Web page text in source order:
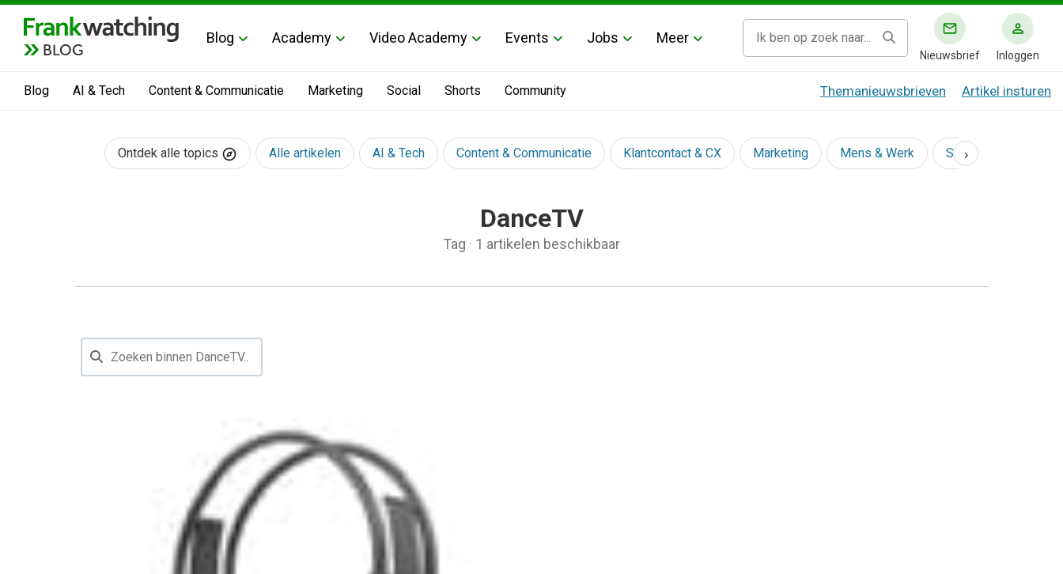
BLOG
Blog Academy Video Academy Events Jobs Meer
Nieuwsbrief Inloggen
Blog AI & Tech Content & Communicatie Marketing Social Shorts Community Themanieuwsbrieven Artikel insturen
Ontdek alle topics Alle artikelen AI & Tech Content & Communicatie Klantcontact & CX Marketing Mens & Werk Social
›
DanceTV
Tag · 1 artikelen beschikbaar